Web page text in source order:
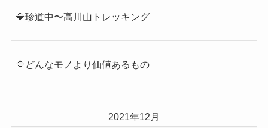
🔷珍道中〜高川山トレッキング
🔷どんなモノより価値あるもの
2021年12月